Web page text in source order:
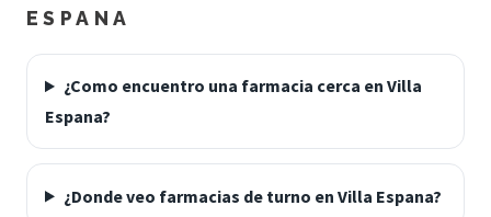
ESPANA
¿Como encuentro una farmacia cerca en Villa
Espana?
¿Donde veo farmacias de turno en Villa Espana?